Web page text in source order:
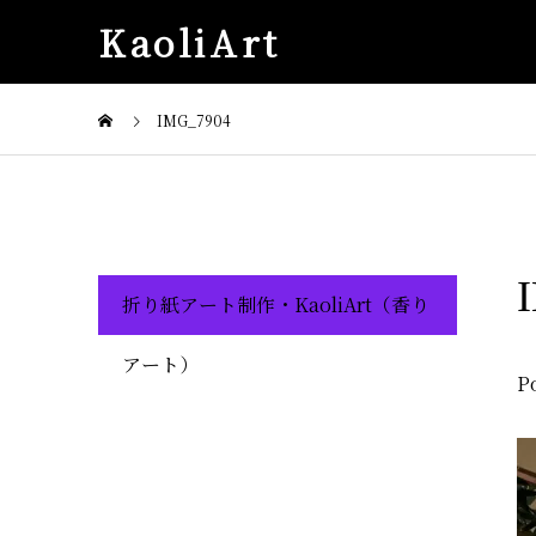
KaoliArt
IMG_7904
折り紙アート制作・KaoliArt（香り
アート）